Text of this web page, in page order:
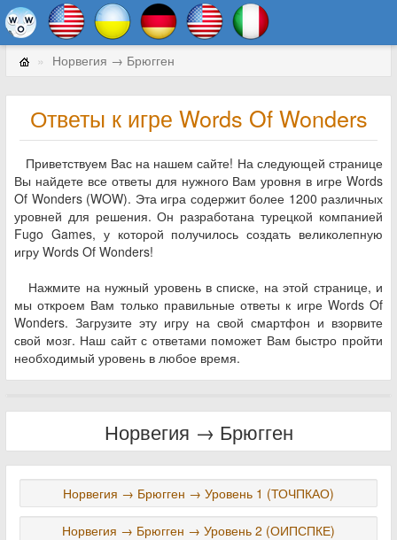
Норвегия → Брюгген
Ответы к игре Words Of Wonders
Приветствуем Вас на нашем сайте! На следующей странице
Вы найдете все ответы для нужного Вам уровня в игре Words
Of Wonders (WOW). Эта игра содержит более 1200 различных
уровней для решения. Он разработана турецкой компанией
Fugo Games, у которой получилось создать великолепную
игру Words Of Wonders!
Нажмите на нужный уровень в списке, на этой странице, и
мы откроем Вам только правильные ответы к игре Words Of
Wonders. Загрузите эту игру на свой смартфон и взорвите
свой мозг. Наш сайт с ответами поможет Вам быстро пройти
необходимый уровень в любое время.
Норвегия → Брюгген
Норвегия → Брюгген → Уровень 1 (ТОЧПКАО)
Норвегия → Брюгген → Уровень 2 (ОИПСПКЕ)